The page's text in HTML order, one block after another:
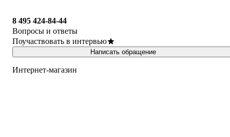
8 495 424-84-44
Вопросы и ответы
Поучаствовать в интервью
Написать обращение
Интернет-магазин